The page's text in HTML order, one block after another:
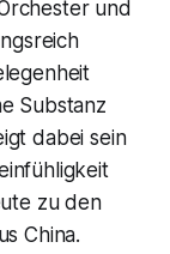
und
Substanz
dabei sein
zu den
China.